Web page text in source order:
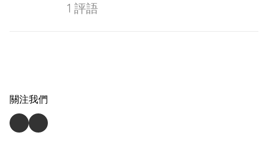
1 評語
關注我們